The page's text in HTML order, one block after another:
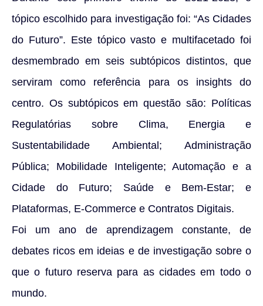
tópico escolhido para investigação foi: “As Cidades
do Futuro”. Este tópico vasto e multifacetado foi
desmembrado em seis subtópicos distintos, que
serviram como referência para os insights do
centro. Os subtópicos em questão são: Políticas
Regulatórias sobre Clima, Energia e
Sustentabilidade Ambiental; Administração
Pública; Mobilidade Inteligente; Automação e a
Cidade do Futuro; Saúde e Bem-Estar; e
Plataformas, E-Commerce e Contratos Digitais.
Foi um ano de aprendizagem constante, de
debates ricos em ideias e de investigação sobre o
que o futuro reserva para as cidades em todo o
mundo.